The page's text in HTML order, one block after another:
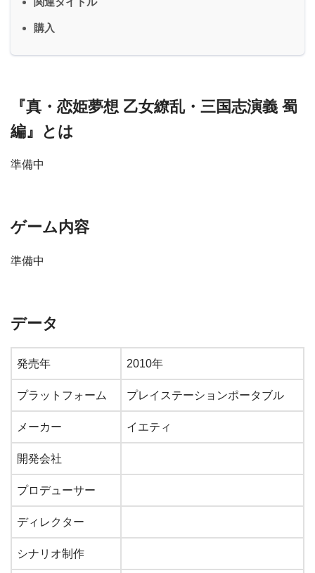
購入
『真・恋姫夢想 乙女繚乱・三国志演義 蜀
編』とは
準備中
ゲーム内容
準備中
データ
発売年 2010年
プラットフォーム プレイステーションポータブル
メーカー イエティ
開発会社
プロデューサー
ディレクター
シナリオ制作